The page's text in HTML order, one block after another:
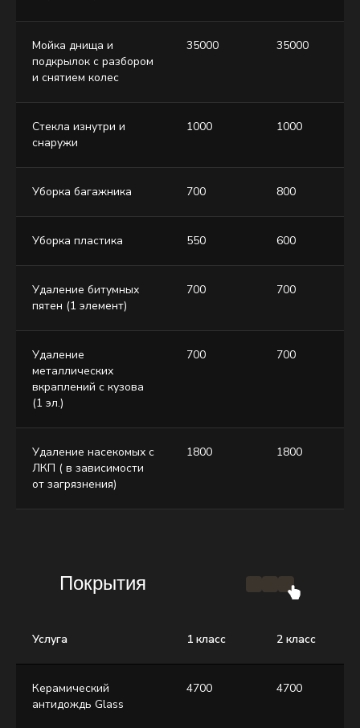
Мойка днища и
подкрылок с разбором
и снятием колес
35000 35000
Стекла изнутри и
снаружи
1000 1000
Уборка багажника 700 800
Уборка пластика 550 600
Удаление битумных
пятен (1 элемент)
700 700
Удаление
металлических
вкраплений с кузова
(1 эл.)
700 700
Удаление насекомых с
ЛКП ( в зависимости
от загрязнения)
1800 1800
Покрытия
Услуга 1 класс 2 класс
Керамический
антидождь Glass
4700 4700